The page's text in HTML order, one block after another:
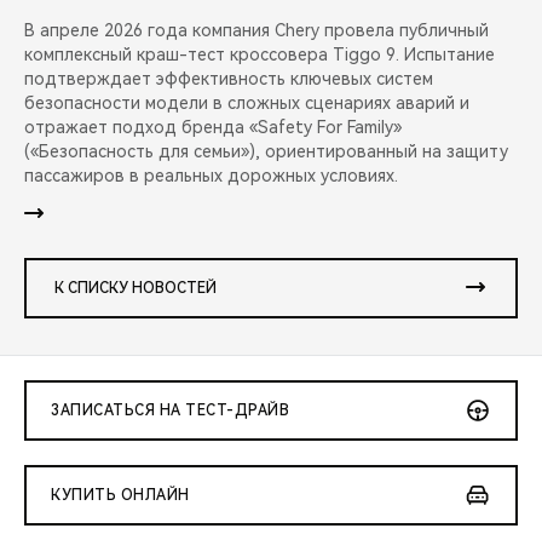
В апреле 2026 года компания Chery провела публичный
комплексный краш-тест кроссовера Tiggo 9. Испытание
подтверждает эффективность ключевых систем
безопасности модели в сложных сценариях аварий и
отражает подход бренда «Safety For Family»
(«Безопасность для семьи»), ориентированный на защиту
пассажиров в реальных дорожных условиях.
К СПИСКУ НОВОСТЕЙ
ЗАПИСАТЬСЯ НА ТЕСТ-ДРАЙВ
КУПИТЬ ОНЛАЙН